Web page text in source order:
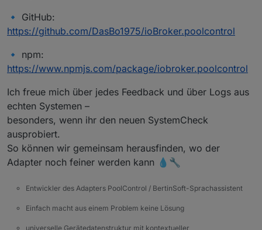
🔹 GitHub:
https://github.com/DasBo1975/ioBroker.poolcontrol
🔹 npm:
https://www.npmjs.com/package/iobroker.poolcontrol
Ich freue mich über jedes Feedback und über Logs aus
echten Systemen –
besonders, wenn ihr den neuen SystemCheck
ausprobiert.
So können wir gemeinsam herausfinden, wo der
Adapter noch feiner werden kann 💧🔧
Entwickler des Adapters PoolControl / BertinSoft-Sprachassistent
Einfach macht aus einem Problem keine Lösung
universelle Gerätedatenstruktur mit kontextueller